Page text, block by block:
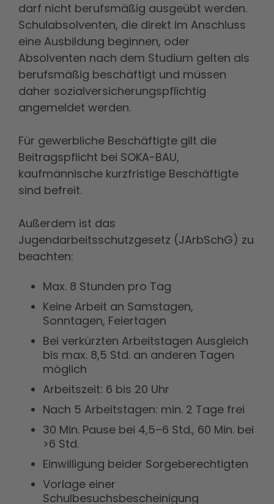
darf nicht berufsmäßig ausgeübt werden.
Schulabsolventen, die direkt im Anschluss
eine Ausbildung beginnen, oder
Absolventen nach dem Studium gelten als
berufsmäßig beschäftigt und müssen
daher sozialversicherungspflichtig
angemeldet werden.
Für gewerbliche Beschäftigte gilt die
Beitragspflicht bei SOKA-BAU,
kaufmännische kurzfristige Beschäftigte
sind befreit.
Außerdem ist das
Jugendarbeitsschutzgesetz (JArbSchG) zu
beachten:
Max. 8 Stunden pro Tag
Keine Arbeit an Samstagen,
Sonntagen, Feiertagen
Bei verkürzten Arbeitstagen Ausgleich
bis max. 8,5 Std. an anderen Tagen
möglich
Arbeitszeit: 6 bis 20 Uhr
Nach 5 Arbeitstagen: min. 2 Tage frei
30 Min. Pause bei 4,5–6 Std., 60 Min. bei
>6 Std.
Einwilligung beider Sorgeberechtigten
Vorlage einer
Schulbesuchsbescheinigung